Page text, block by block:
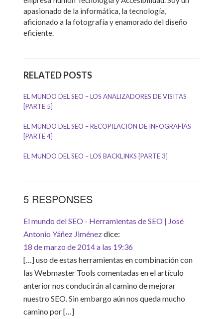
apasionado de la informática, la tecnología,
aficionado a la fotografía y enamorado del diseño
eficiente.
RELATED POSTS
EL MUNDO DEL SEO – LOS ANALIZADORES DE VISITAS
[PARTE 5]
EL MUNDO DEL SEO – RECOPILACIÓN DE INFOGRAFÍAS
[PARTE 4]
EL MUNDO DEL SEO – LOS BACKLINKS [PARTE 3]
5 RESPONSES
El mundo del SEO - Herramientas de SEO | José
Antonio Yáñez Jiménezdice:
18 de marzo de 2014 a las 19:36
[…] uso de estas herramientas en combinación con
las Webmaster Tools comentadas en el artículo
anterior nos conducirán al camino de mejorar
nuestro SEO. Sin embargo aún nos queda mucho
camino por […]